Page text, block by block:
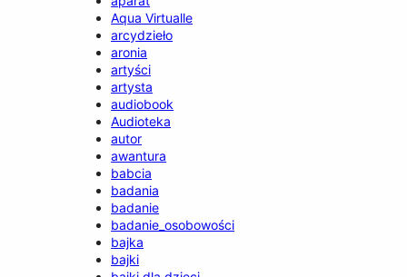
Aqua Virtualle
arcydzieło
aronia
artyści
artysta
audiobook
Audioteka
autor
awantura
babcia
badania
badanie
badanie_osobowości
bajka
bajki